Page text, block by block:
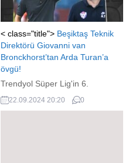
< class="title"> Beşiktaş Teknik
Direktörü Giovanni van
Bronckhorst’tan Arda Turan’a
övgü!
Trendyol Süper Lig'in 6.
haftasında Beşiktaş evinde
Eyüpspor'u konuk ediyor. Siyah
22.09.2024 20:20 0